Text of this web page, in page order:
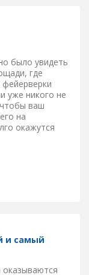
было увидеть
где
уже никого не
ваш
на
окажутся
и самый